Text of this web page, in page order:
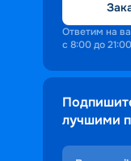
Ответим на
с 8:00 до
лучшими